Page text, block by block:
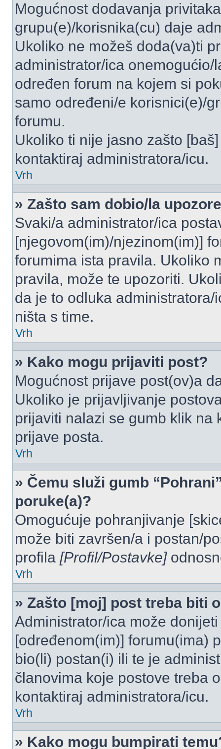
Mogućnost dodavanja
grupu(e)/korisnika(cu) daje
Ukoliko ne možeš doda(va)ti
administrator/ica
određen forum na kojem si
samo određeni/e korisnici(e)/
forumu.
Ukoliko ti nije jasno zašto
kontaktiraj administratora/icu.
Vrh
» Zašto sam dobio/la
Svaki/a administrator/ica
[njegovom(im)/njezinom(im)]
forumima ista pravila. Ukoliko
pravila, može te upozoriti.
da je to odluka
ništa s time.
Vrh
» Kako mogu prijaviti post?
Mogućnost prijave post(ov)a
Ukoliko je prijavljivanje
prijaviti nalazi se gumb klik na
prijave posta.
Vrh
» Čemu služi gumb
poruke(a)?
Omogućuje pohranjivanje
može biti završen/a i postan/
profila [Profil/Postavke]
Vrh
» Zašto [moj] post treba biti
Administrator/ica može
[određenom(im)] forumu(ima)
bio(li) postan(i) ili te je
članovima koje postove treba
kontaktiraj administratora/icu.
Vrh
» Kako mogu bumpirati